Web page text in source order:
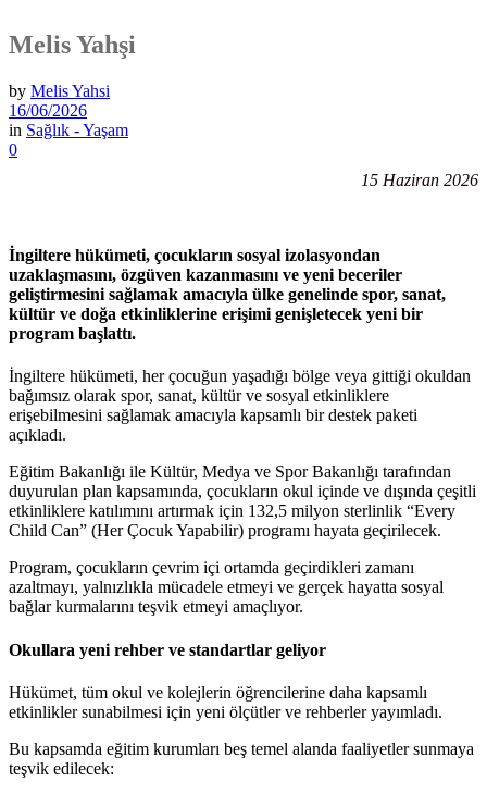
Melis Yahşi
by Melis Yahsi
16/06/2026
in Sağlık - Yaşam
0
15 Haziran 2026
İngiltere hükümeti, çocukların sosyal izolasyondan
uzaklaşmasını, özgüven kazanmasını ve yeni beceriler
geliştirmesini sağlamak amacıyla ülke genelinde spor, sanat,
kültür ve doğa etkinliklerine erişimi genişletecek yeni bir
program başlattı.
İngiltere hükümeti, her çocuğun yaşadığı bölge veya gittiği okuldan
bağımsız olarak spor, sanat, kültür ve sosyal etkinliklere
erişebilmesini sağlamak amacıyla kapsamlı bir destek paketi
açıkladı.
Eğitim Bakanlığı ile Kültür, Medya ve Spor Bakanlığı tarafından
duyurulan plan kapsamında, çocukların okul içinde ve dışında çeşitli
etkinliklere katılımını artırmak için 132,5 milyon sterlinlik “Every
Child Can” (Her Çocuk Yapabilir) programı hayata geçirilecek.
Program, çocukların çevrim içi ortamda geçirdikleri zamanı
azaltmayı, yalnızlıkla mücadele etmeyi ve gerçek hayatta sosyal
bağlar kurmalarını teşvik etmeyi amaçlıyor.
Okullara yeni rehber ve standartlar geliyor
Hükümet, tüm okul ve kolejlerin öğrencilerine daha kapsamlı
etkinlikler sunabilmesi için yeni ölçütler ve rehberler yayımladı.
Bu kapsamda eğitim kurumları beş temel alanda faaliyetler sunmaya
teşvik edilecek: